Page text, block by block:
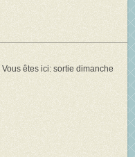
Vous êtes ici: sortie dimanche